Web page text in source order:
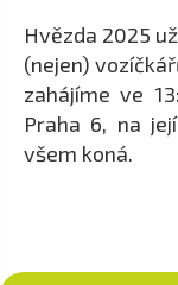
Hvězda 2025
(nejen)
zahájíme ve
Praha 6, na
všem koná.